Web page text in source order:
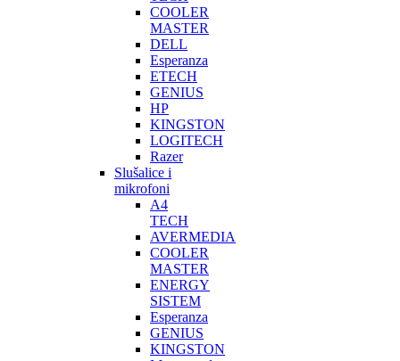
COOLER
MASTER
DELL
Esperanza
ETECH
GENIUS
HP
KINGSTON
LOGITECH
Razer
Slušalice i
mikrofoni
A4
TECH
AVERMEDIA
COOLER
MASTER
ENERGY
SISTEM
Esperanza
GENIUS
KINGSTON